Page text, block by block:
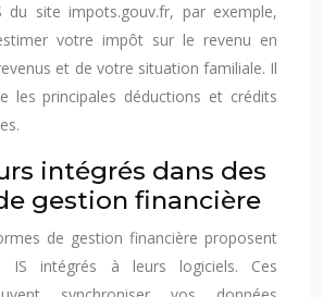
du site impots.gouv.fr, par exemple,
votre impôt sur le revenu en
et de votre situation familiale. Il
les principales déductions et crédits
intégrés dans des
gestion financière
de gestion financière proposent
IS intégrés à leurs logiciels. Ces